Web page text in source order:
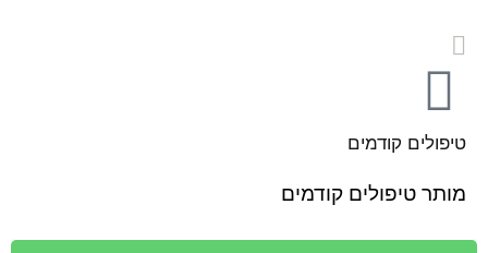
טיפולים קודמים
מותר טיפולים קודמים